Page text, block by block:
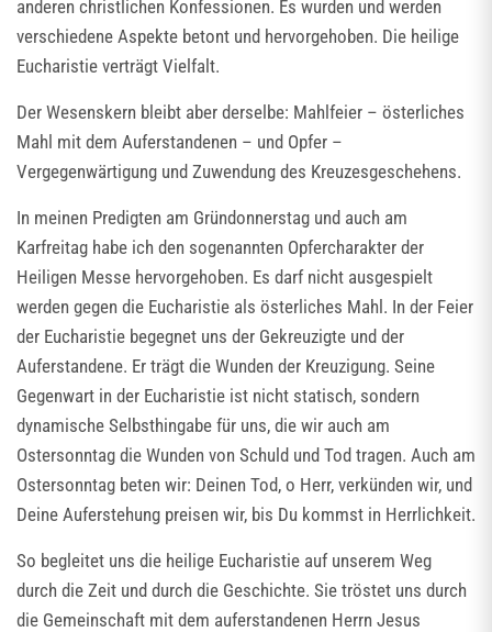
anderen christlichen Konfessionen. Es wurden und werden
verschiedene Aspekte betont und hervorgehoben. Die heilige
Eucharistie verträgt Vielfalt.
Der Wesenskern bleibt aber derselbe: Mahlfeier – österliches
Mahl mit dem Auferstandenen – und Opfer –
Vergegenwärtigung und Zuwendung des Kreuzesgeschehens.
In meinen Predigten am Gründonnerstag und auch am
Karfreitag habe ich den sogenannten Opfercharakter der
Heiligen Messe hervorgehoben. Es darf nicht ausgespielt
werden gegen die Eucharistie als österliches Mahl. In der Feier
der Eucharistie begegnet uns der Gekreuzigte und der
Auferstandene. Er trägt die Wunden der Kreuzigung. Seine
Gegenwart in der Eucharistie ist nicht statisch, sondern
dynamische Selbsthingabe für uns, die wir auch am
Ostersonntag die Wunden von Schuld und Tod tragen. Auch am
Ostersonntag beten wir: Deinen Tod, o Herr, verkünden wir, und
Deine Auferstehung preisen wir, bis Du kommst in Herrlichkeit.
So begleitet uns die heilige Eucharistie auf unserem Weg
durch die Zeit und durch die Geschichte. Sie tröstet uns durch
die Gemeinschaft mit dem auferstandenen Herrn Jesus